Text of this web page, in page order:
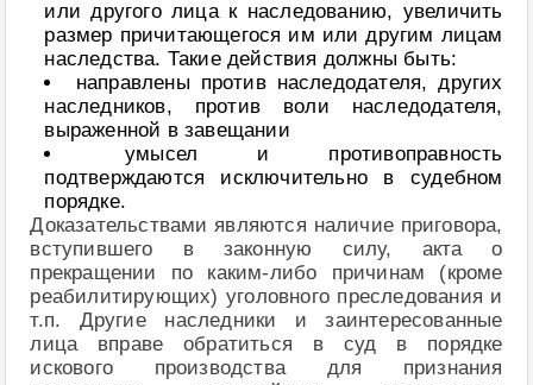
или другого лица к наследованию, увеличить
размер причитающегося им или другим лицам
наследства. Такие действия должны быть:
направлены против наследодателя, других
наследников, против воли наследодателя,
выраженной в завещании
умысел и противоправность
подтверждаются исключительно в судебном
порядке.
Доказательствами являются наличие приговора,
вступившего в законную силу, акта о
прекращении по каким-либо причинам (кроме
реабилитирующих) уголовного преследования и
т.п. Другие наследники и заинтересованные
лица вправе обратиться в суд в порядке
искового производства для признания